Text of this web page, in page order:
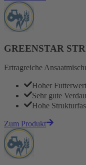
GREENSTAR
Ertragreiche
Hoher Futterwert
Sehr gute
Hohe
Zum Produkt